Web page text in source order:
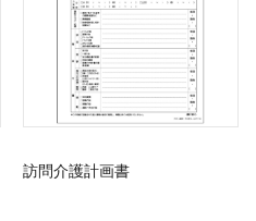
訪問介護計画書